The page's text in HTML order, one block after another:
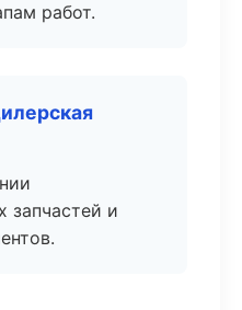
работ.
запчастей и